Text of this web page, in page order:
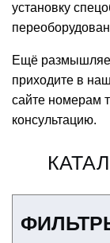
установку
Ещё
приходите в
сайте номерам
консультацию.